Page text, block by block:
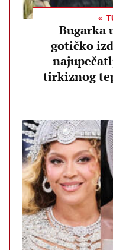
Bugarka
gotičko
tirkiznog